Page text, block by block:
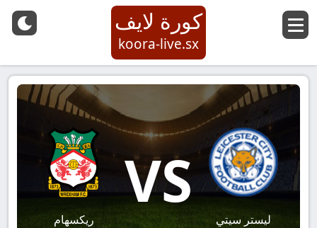
كورة لايف
koora-live.sx
ليستر سيتي
VS
ريكسهام